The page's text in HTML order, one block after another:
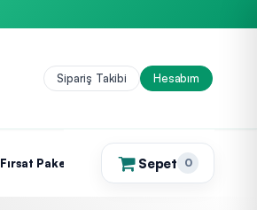
Sipariş Takibi Hesabım
Fırsat Paketleri Sepet 0
(0)